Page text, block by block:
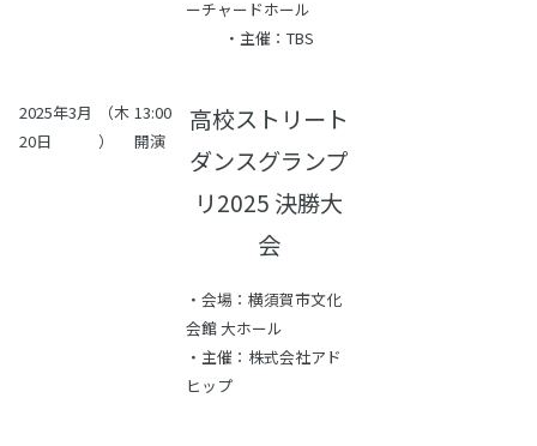
ーチャードホール
・主催：TBS
2025年3月
20日
（木
）
13:00
開演
高校ストリート
ダンスグランプ
リ2025 決勝大
会
・会場：横須賀市文化
会館 大ホール
・主催：株式会社アド
ヒップ